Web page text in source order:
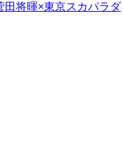
田将暉×東京スカパラダ